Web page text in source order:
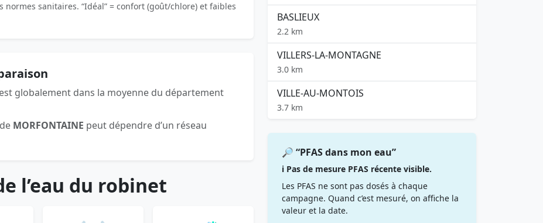
normes sanitaires. “Idéal” = confort (goût/chlore) et faibles
est globalement dans la moyenne du département
MORFONTAINE peut dépendre d’un réseau
l’eau du robinet
BASLIEUX
2.2 km
VILLERS-LA-MONTAGNE
3.0 km
VILLE-AU-MONTOIS
3.7 km
🔎 “PFAS dans mon eau”
ℹ️ Pas de mesure PFAS récente visible.
Les PFAS ne sont pas dosés à chaque
campagne. Quand c’est mesuré, on affiche la
valeur et la date.